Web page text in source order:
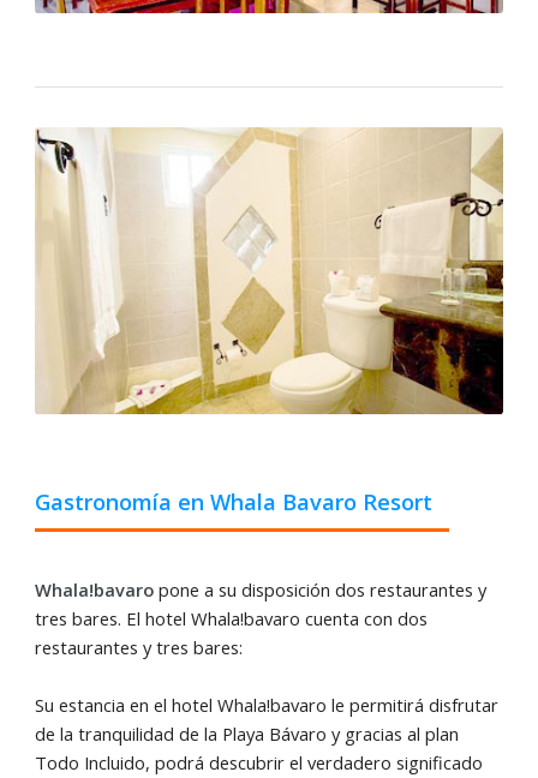
Gastronomía en Whala Bavaro Resort
Whala!bavaro pone a su disposición dos restaurantes y
tres bares. El hotel Whala!bavaro cuenta con dos
restaurantes y tres bares:
Su estancia en el hotel Whala!bavaro le permitirá disfrutar
de la tranquilidad de la Playa Bávaro y gracias al plan
Todo Incluido, podrá descubrir el verdadero significado